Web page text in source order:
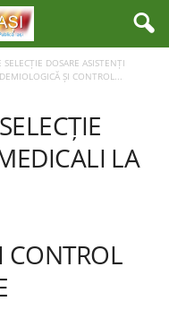
DOSARE ASISTENȚI
ȘI CONTROL...
LA
CONTROL